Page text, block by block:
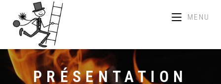
MENU
PRÉSENTATION